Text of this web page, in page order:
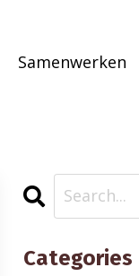
Samenwerken
Categories